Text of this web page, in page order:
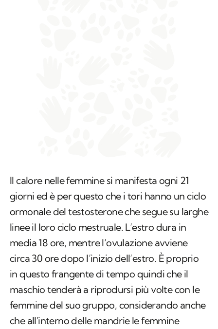
Il calore nelle femmine si manifesta ogni 21
giorni ed è per questo che i tori hanno un ciclo
ormonale del testosterone che segue su larghe
linee il loro ciclo mestruale. L’estro dura in
media 18 ore, mentre l’ovulazione avviene
circa 30 ore dopo l’inizio dell’estro. È proprio
in questo frangente di tempo quindi che il
maschio tenderà a riprodursi più volte con le
femmine del suo gruppo, considerando anche
che all'interno delle mandrie le femmine